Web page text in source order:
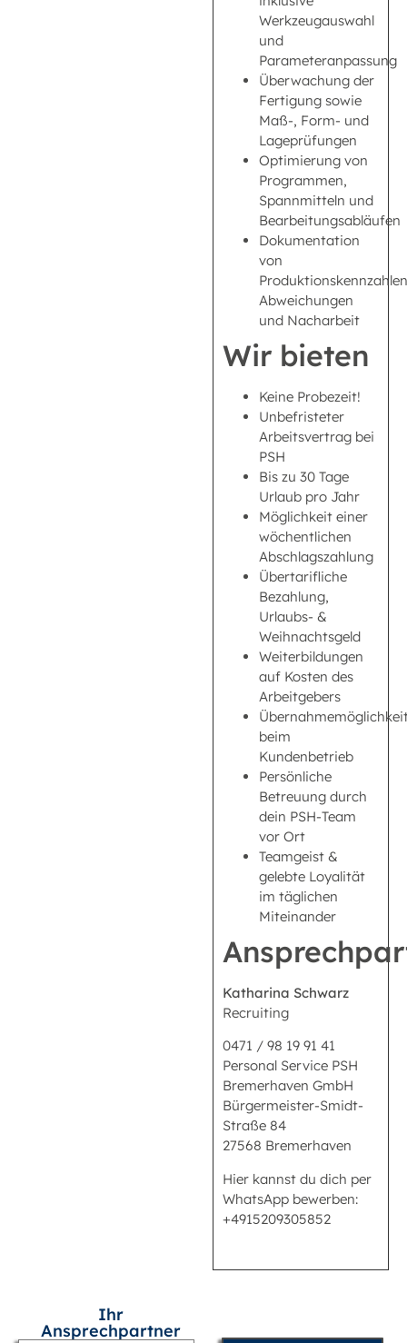
Werkzeugauswahl
und
Parameteranpassung
Überwachung der
Fertigung sowie
Maß-, Form- und
Lageprüfungen
Optimierung von
Programmen,
Spannmitteln und
Bearbeitungsabläufen
Dokumentation
von
Abweichungen
und Nacharbeit
Wir bieten
Keine Probezeit!
Unbefristeter
Arbeitsvertrag bei
PSH
Bis zu 30 Tage
Urlaub pro Jahr
Möglichkeit einer
wöchentlichen
Abschlagszahlung
Übertarifliche
Bezahlung,
Urlaubs- &
Weihnachtsgeld
Weiterbildungen
auf Kosten des
Arbeitgebers
beim
Kundenbetrieb
Persönliche
Betreuung durch
dein PSH-Team
vor Ort
Teamgeist &
gelebte Loyalität
im täglichen
Miteinander
Katharina Schwarz
Recruiting
0471 / 98 19 91 41
Personal Service PSH
Bremerhaven GmbH
Bürgermeister-Smidt-
Straße 84
27568 Bremerhaven
Hier kannst du dich per
WhatsApp bewerben:
+4915209305852
Ihr
Ansprechpartner